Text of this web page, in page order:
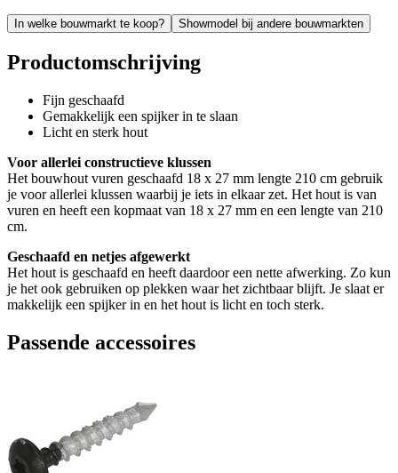
In welke bouwmarkt te koop? Showmodel bij andere bouwmarkten
Productomschrijving
Fijn geschaafd
Gemakkelijk een spijker in te slaan
Licht en sterk hout
Voor allerlei constructieve klussen
Het bouwhout vuren geschaafd 18 x 27 mm lengte 210 cm gebruik
je voor allerlei klussen waarbij je iets in elkaar zet. Het hout is van
vuren en heeft een kopmaat van 18 x 27 mm en een lengte van 210
cm.
Geschaafd en netjes afgewerkt
Het hout is geschaafd en heeft daardoor een nette afwerking. Zo kun
je het ook gebruiken op plekken waar het zichtbaar blijft. Je slaat er
makkelijk een spijker in en het hout is licht en toch sterk.
Passende accessoires